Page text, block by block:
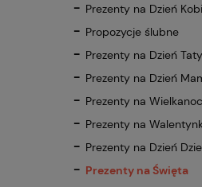
Prezenty na Dzień
Propozycje ślubne
Prezenty na Dzień Taty
Prezenty na Dzień
Prezenty na Wielkanoc
Prezenty na
Prezenty na Dzień
Prezenty na Święta